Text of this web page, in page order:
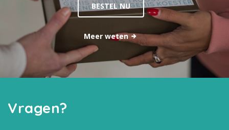
BESTEL NU
Meer weten
Vragen?